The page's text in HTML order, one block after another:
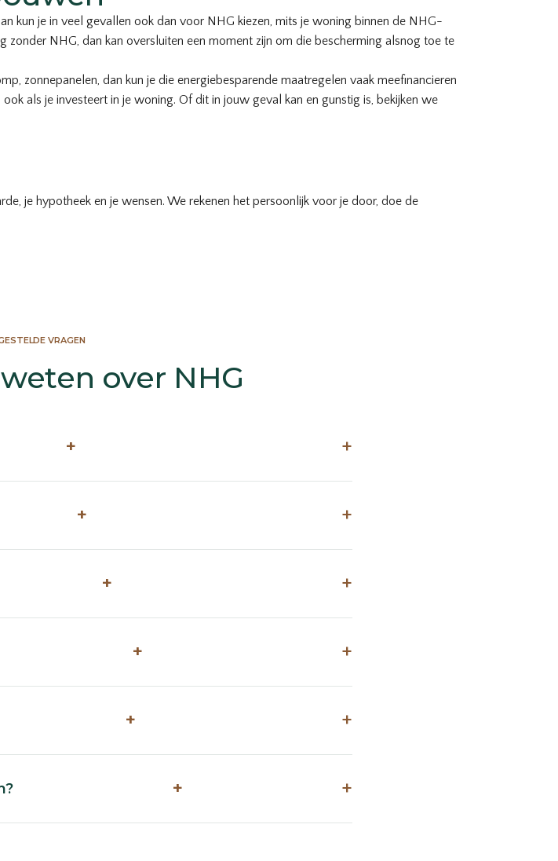
kun je in veel gevallen ook dan voor NHG kiezen, mits je woning binnen de NHG-
NHG, dan kan oversluiten een moment zijn om die bescherming alsnog toe te
zonnepanelen, dan kun je die energiebesparende maatregelen vaak meefinancieren
als je investeert in je woning. Of dit in jouw geval kan en gunstig is, bekijken we
je hypotheek en je wensen. We rekenen het persoonlijk voor je door, doe de
VRAGEN
over NHG
+
+
+
+
+
+